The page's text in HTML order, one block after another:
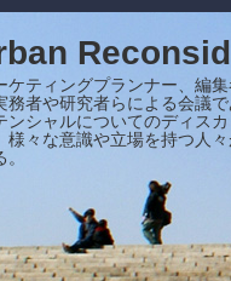
ティングプランナー、編
者や研究者らによる会議
シャルについてのディス
々な意識や立場を持つ人